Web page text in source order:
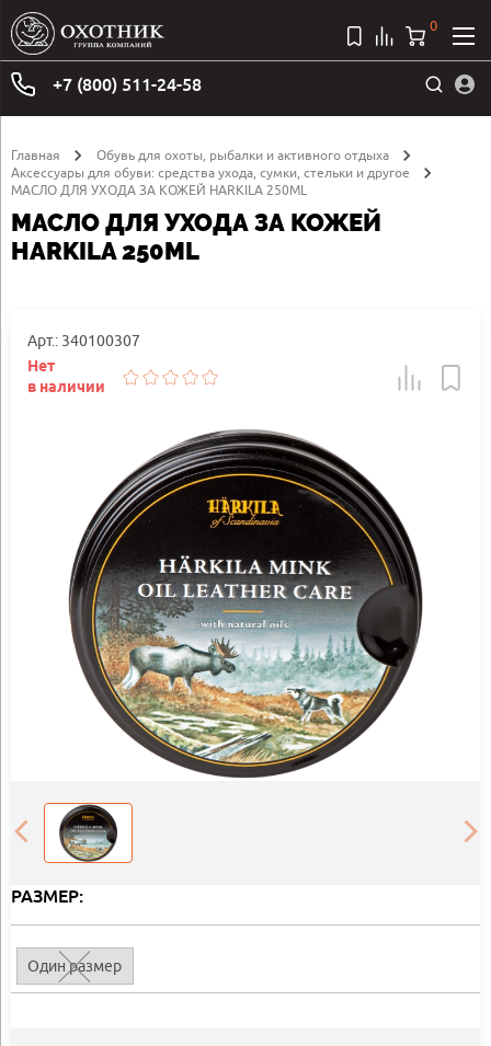
+7 (800) 511-24-58
0
Главная
Обувь для охоты, рыбалки и активного отдыха
Аксессуары для обуви: средства ухода, сумки, стельки и другое
МАСЛО ДЛЯ УХОДА ЗА КОЖЕЙ HARKILA 250ML
МАСЛО ДЛЯ УХОДА ЗА КОЖЕЙ
HARKILA 250ML
Арт.: 340100307
Нет
в наличии
РАЗМЕР:
Один размер